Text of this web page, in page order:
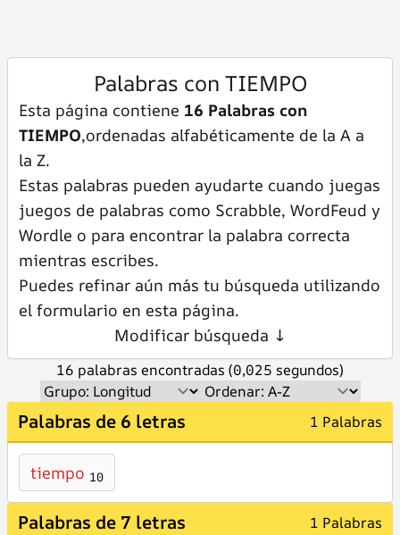
Palabras con TIEMPO
Esta página contiene 16 Palabras con
TIEMPO,ordenadas alfabéticamente de la A a
la Z.
Estas palabras pueden ayudarte cuando juegas
juegos de palabras como Scrabble, WordFeud y
Wordle o para encontrar la palabra correcta
mientras escribes.
Puedes refinar aún más tu búsqueda utilizando
el formulario en esta página.
Modificar búsqueda ↓
16 palabras encontradas (0,025 segundos)
Palabras de 6 letras 1 Palabras
tiempo 10
Palabras de 7 letras 1 Palabras